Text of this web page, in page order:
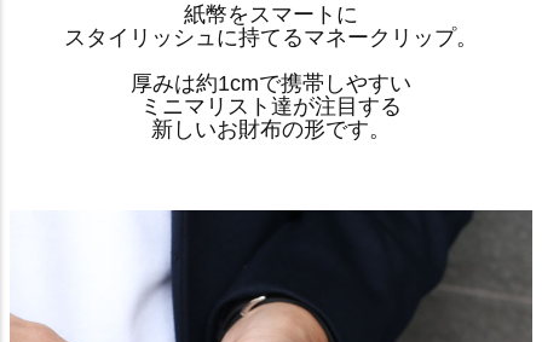
紙幣をスマートに
スタイリッシュに持てるマネークリップ。
厚みは約1cmで携帯しやすい
ミニマリスト達が注目する
新しいお財布の形です。